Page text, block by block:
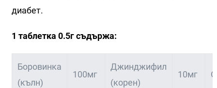
диабет.
1 таблетка 0.5г съдържа:
Боровинка
(кълн)
100мг
Джинджифил
(корен)
10мг